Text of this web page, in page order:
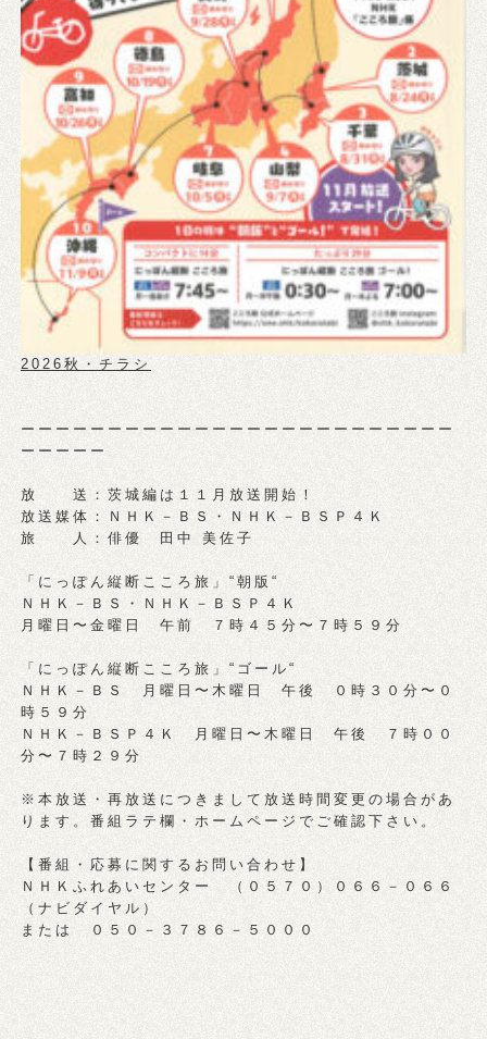
2026秋・チラシ
ーーーーーーーーーーーーーーーーーーーーーーーーー
ーーーーー
放 送：茨城編は１１月放送開始！
放送媒体：ＮＨＫ－ＢＳ・ＮＨＫ－ＢＳＰ４Ｋ
旅 人：俳優 田中 美佐子
「にっぽん縦断こころ旅」“朝版“
ＮＨＫ－ＢＳ・ＮＨＫ－ＢＳＰ４Ｋ
月曜日〜金曜日 午前 ７時４５分〜７時５９分
「にっぽん縦断こころ旅」“ゴール“
ＮＨＫ－ＢＳ 月曜日〜木曜日 午後 ０時３０分〜０
時５９分
ＮＨＫ－ＢＳＰ４Ｋ 月曜日〜木曜日 午後 ７時００
分〜７時２９分
※本放送・再放送につきまして放送時間変更の場合があ
ります。番組ラテ欄・ホームページでご確認下さい。
【番組・応募に関するお問い合わせ】
ＮＨＫふれあいセンター （０５７０）０６６－０６６
（ナビダイヤル）
または ０５０－３７８６－５０００